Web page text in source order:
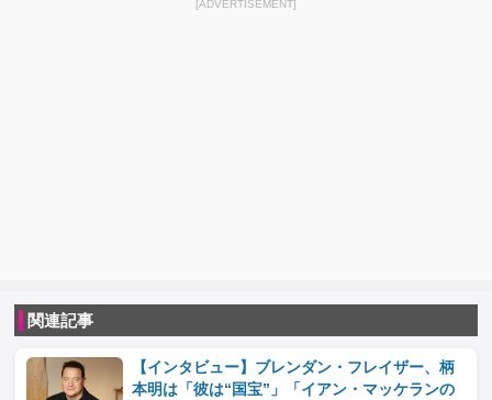
[ADVERTISEMENT]
関連記事
【インタビュー】ブレンダン・フレイザー、柄
本明は「彼は“国宝”」「イアン・マッケランの